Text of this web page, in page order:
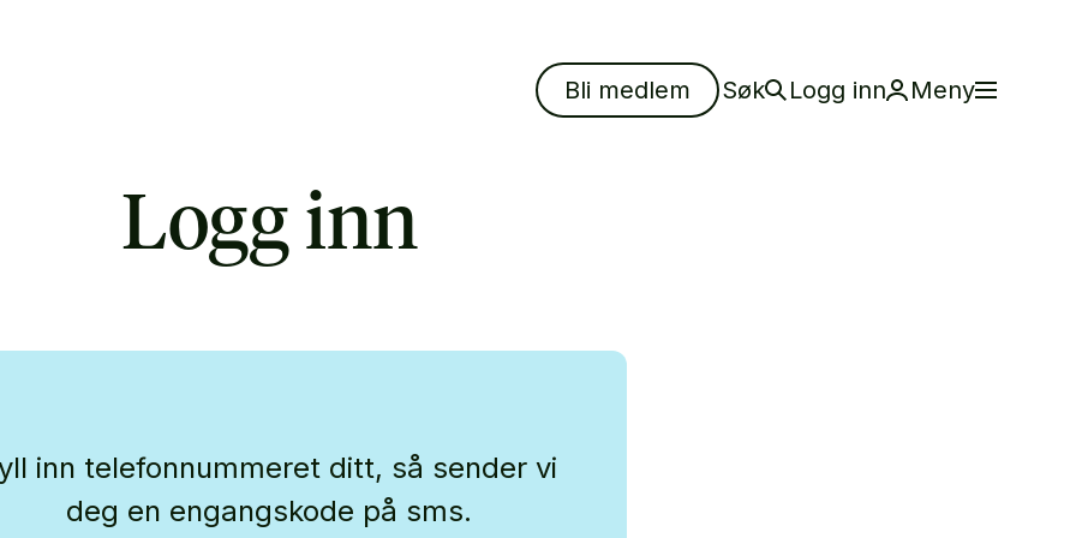
Bli medlem Søk Logg inn Meny
Logg inn
inn telefonnummeret ditt, så sender vi
deg en engangskode på sms.